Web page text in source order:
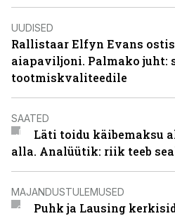
UUDISED
Rallistaar Elfyn Evans
aiapaviljoni. Palmako juht:
tootmiskvaliteedile
SAATED
Läti toidu käibemaksu
alla. Analüütik: riik teeb
MAJANDUSTULEMUSED
Puhk ja Lausing